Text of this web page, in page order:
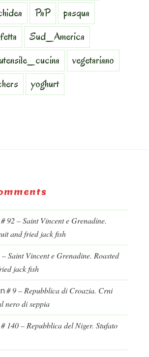
PaP
pasqua
Sud_America
utensile_cucina
vegetariano
yoghurt
# 92 – Saint Vincent e Grenadine.
and fried jack fish
Saint Vincent e Grenadine. Roasted
jack fish
# 9 – Repubblica di Croazia. Crni
nero di seppia
# 140 – Repubblica del Niger. Stufato